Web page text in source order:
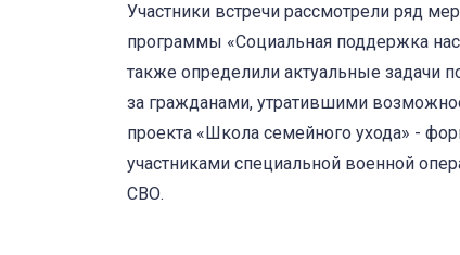
Участники встречи рассмотрели ряд
программы «Социальная поддержка
также определили актуальные задачи
за гражданами, утратившими
проекта «Школа семейного ухода» -
участниками специальной военной
СВО.